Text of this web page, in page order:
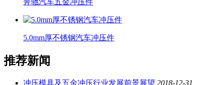
奔驰汽车五金冲压件
5.0mm厚不锈钢汽车冲压件
推荐新闻
冲压模具及五金冲压行业发展前景展望 2018-12-31